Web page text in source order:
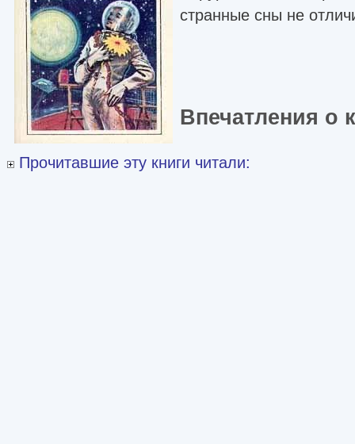
странные сны не
Впечатления о
Прочитавшие эту книги читали: